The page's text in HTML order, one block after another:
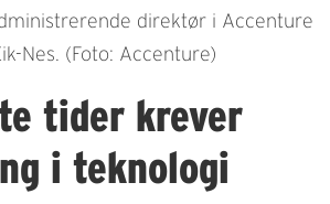
direktør i Accenture
Nes. (Foto: Accenture)
tider krever
i teknologi